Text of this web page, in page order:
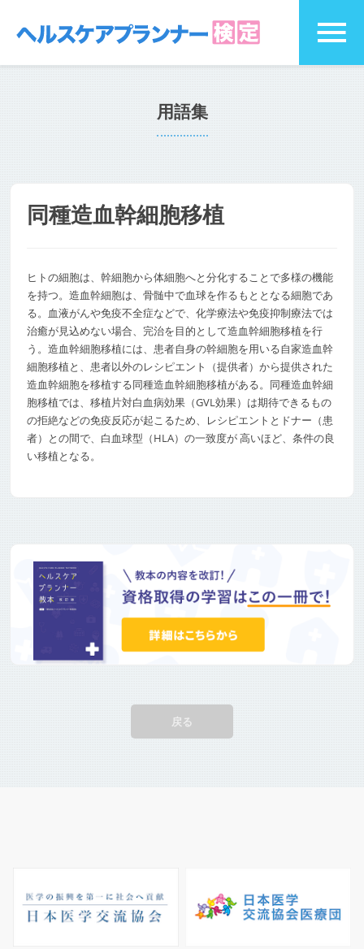
用語集
同種造血幹細胞移植
ヒトの細胞は、幹細胞から体細胞へと分化することで多様の機能
を持つ。造血幹細胞は、骨髄中で血球を作るもととなる細胞であ
る。血液がんや免疫不全症などで、化学療法や免疫抑制療法では
治癒が見込めない場合、完治を目的として造血幹細胞移植を行
う。造血幹細胞移植には、患者自身の幹細胞を用いる自家造血幹
細胞移植と、患者以外のレシピエント（提供者）から提供された
造血幹細胞を移植する同種造血幹細胞移植がある。同種造血幹細
胞移植では、移植片対白血病効果（GVL効果）は期待できるもの
の拒絶などの免疫反応が起こるため、レシピエントとドナー（患
者）との間で、白血球型（HLA）の一致度が 高いほど、条件の良
い移植となる。
戻る